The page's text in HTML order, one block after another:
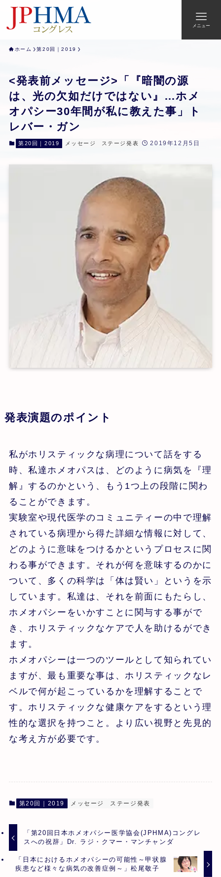
メニュー
ホーム 第20回｜2019
<発表前メッセージ>「『暗闇の源
は、光の欠如だけではない』…ホメ
オパシー30年間が私に教えた事」ト
レバー・ガン
第20回｜2019 メッセージ ステージ発表 2019年12月5日
発表演題のポイント
私がホリスティックな病理について話をする
時、私達ホメオパスは、どのように病気を『理
解』するのかという、もう1つ上の段階に関わ
ることができます。
実験室や現代医学のコミュニティーの中で理解
されている病理から得た詳細な情報に対して、
どのように意味をつけるかというプロセスに関
わる事ができます。それが何を意味するのかに
ついて、多くの科学は「体は賢い」というを示
しています。私達は、それを前面にもたらし、
ホメオパシーをいかすことに関与する事がで
き、ホリスティックなケアで人を助けるができ
ます。
ホメオパシーは一つのツールとして知られてい
ますが、最も重要な事は、ホリスティックなレ
ベルで何が起こっているかを理解することで
す。ホリスティックな健康ケアをするという理
性的な選択を持つこと。より広い視野と先見的
な考え方が必要です。
第20回｜2019 メッセージ ステージ発表
「第20回日本ホメオパシー医学協会(JPHMA)コングレ
スへの祝辞」Dr. ラジ・クマー・マンチャンダ
「日本におけるホメオパシーの可能性～甲状腺
疾患など様々な病気の改善症例～」松尾敬子